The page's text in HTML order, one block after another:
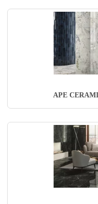
APE